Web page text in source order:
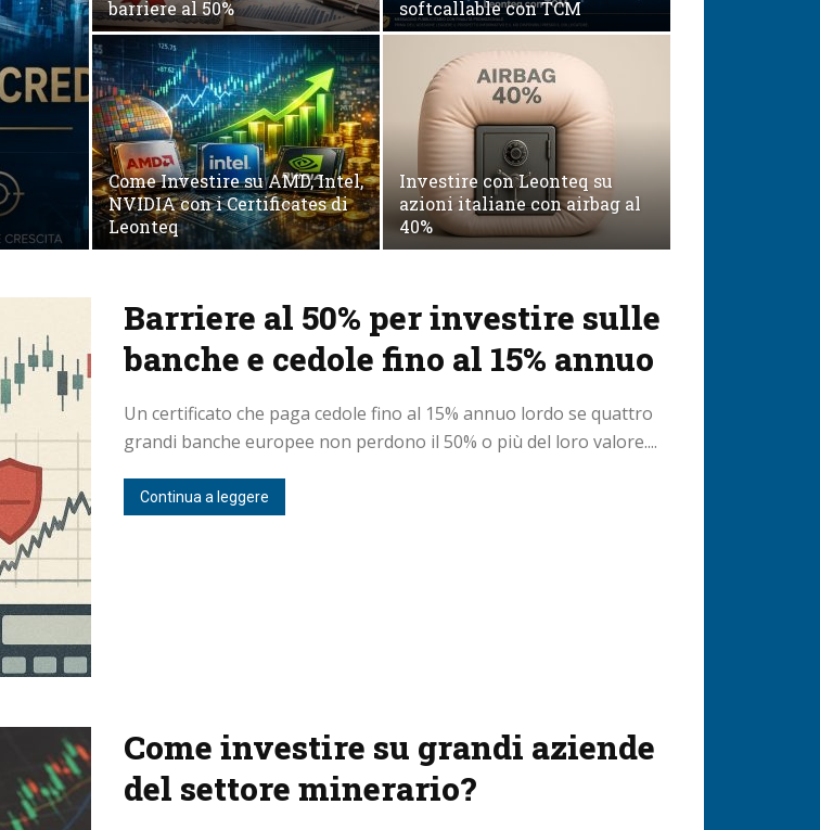
barriere al 50%
softcallable con TCM
Come Investire su AMD, Intel,
NVIDIA con i Certificates di
Leonteq
Investire con Leonteq su
azioni italiane con airbag al
40%
Barriere al 50% per investire sulle
banche e cedole fino al 15% annuo
Un certificato che paga cedole fino al 15% annuo lordo se quattro
grandi banche europee non perdono il 50% o più del loro valore....
Continua a leggere
Come investire su grandi aziende
del settore minerario?